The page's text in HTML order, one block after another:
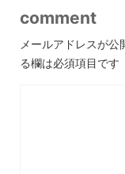
comment
メールアドレスが公
る欄は必須項目です